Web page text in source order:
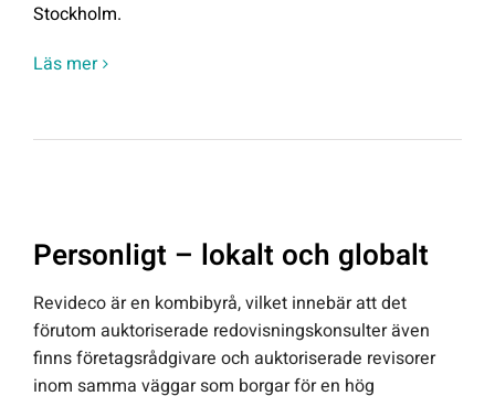
Stockholm.
Läs mer
Personligt – lokalt och globalt
Revideco är en kombibyrå, vilket innebär att det
förutom auktoriserade redovisningskonsulter även
finns företagsrådgivare och auktoriserade revisorer
inom samma väggar som borgar för en hög